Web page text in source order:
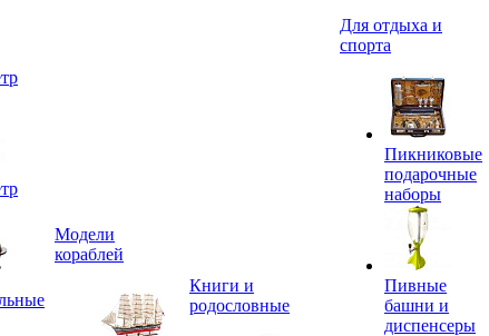
Модели
кораблей
Книги и
родословные
Для отдыха и
спорта
Пикниковые
подарочные
наборы
Пивные
башни и
диспенсеры